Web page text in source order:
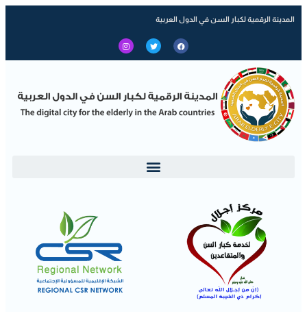
المدينة الرقمية لكبار السن في الدول العربية